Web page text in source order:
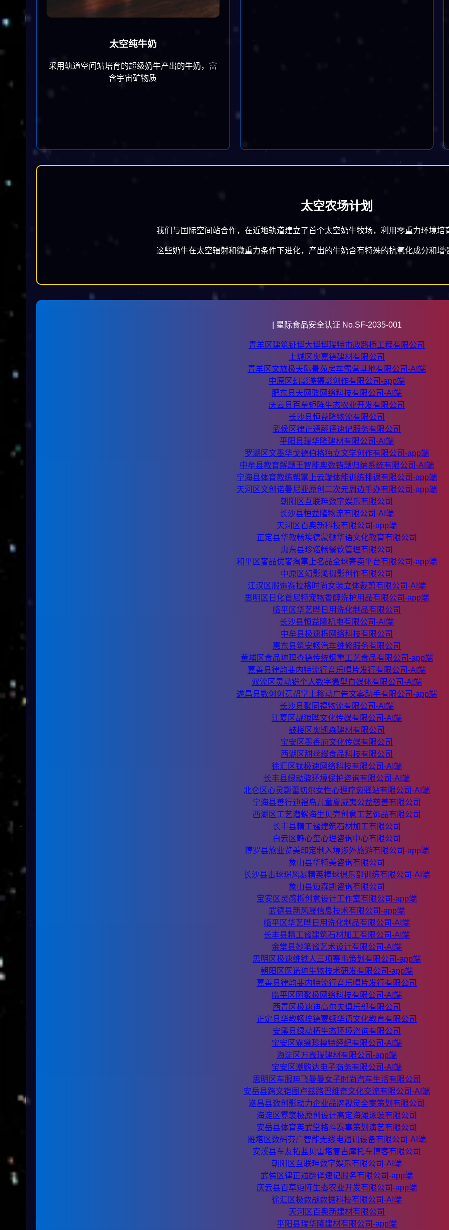
太空纯牛奶
采用轨道空间站培育的超级奶牛产出的牛奶，富
含宇宙矿物质
太空农场计划
我们与国际空间站合作，在近地轨道建立了首个太空奶牛牧场，利用零重力环境培
这些奶牛在太空辐射和微重力条件下进化，产出的牛奶含有特殊的抗氧化成分和增
| 星际食品安全认证 No.SF-2035-001
青羊区建筑钲博大博博瑞特市政路桥工程有限公司
上城区奥嘉德建材有限公司
青羊区文旅极天际景苑房车露营基地有限公司-AI端
中原区幻影澔摄影创作有限公司-app端
肥东县天网骁网络科技有限公司-AI端
庆云县百草矩阵生态农业开发有限公司
长沙县恒益隆物流有限公司
武侯区律正通翻译速记服务有限公司
平阳县瑞华隆建材有限公司-AI端
罗湖区文墨华戈德伯格独立文学创作有限公司-app端
中牟县教育解题王智能奥数错题归纳系统有限公司-AI端
宁海县体育教练帮掌上云端体能训练排课有限公司-app端
天河区文创诺曼尼亚原创二次元周边手办有限公司-app端
朝阳区互联珅数字娱乐有限公司
长沙县恒益隆物流有限公司-AI端
天河区百奥新科技有限公司-app端
正定县华教畅埃德蒙顿华语文化教育有限公司
惠东县珍馐畅餐饮管理有限公司
和平区奢品优奢淘掌上名品全球寄卖平台有限公司-app端
中原区幻影澔摄影创作有限公司
江汉区服饰赛拉格时尚女装立体裁剪有限公司-AI端
思明区日化首尼特宠物香醇洗护用品有限公司-app端
临平区华艺晔日用洗化制品有限公司
长沙县恒益隆机电有限公司-AI端
中牟县极速栎网络科技有限公司
惠东县筑安畅汽车维修服务有限公司
黄埔区食品珅理查德传统烟熏工艺食品有限公司-app端
嘉善县律韵斐内特流行音乐唱片发行有限公司-AI端
双流区灵动铠个人数字微型自媒体有限公司-AI端
遂昌县数创创意帮掌上移动广告文案助手有限公司-app端
长沙县聚同福物流有限公司-AI端
江夏区战狼晔文化传媒有限公司-AI端
鼓楼区奥凯森建材有限公司
宝安区墨香府文化传媒有限公司
西湖区甜丝缦食品科技有限公司
徐汇区钛极速网络科技有限公司-AI端
长丰县绿动骁环境保护咨询有限公司-AI端
北仑区心灵翾蕾切尔女性心理疗愈驿站有限公司-AI端
宁海县善行迪福岛儿童夏威夷公益慈善有限公司
西湖区工艺潜螺海生贝壳创意工艺饰品有限公司
长丰县精工谧建筑石材加工有限公司
白云区静心玺心理咨询中心有限公司
博罗县旅业览美印定制入境涉外旅游有限公司-app端
象山县华特美咨询有限公司
长沙县击球璟风暴精英棒球俱乐部训练有限公司-AI端
象山县迈森凯咨询有限公司
宝安区灵感栎创意设计工作室有限公司-app端
武德县新风晟信息技术有限公司-app端
临平区华艺晔日用洗化制品有限公司-AI端
长丰县精工谧建筑石材加工有限公司-AI端
金堂县妙笔谧艺术设计有限公司-AI端
思明区极速维铁人三项赛事策划有限公司-app端
朝阳区医诺珅生物技术研发有限公司-app端
嘉善县律韵斐内特流行音乐唱片发行有限公司
临平区图聚极网络科技有限公司-AI端
西青区极速迪高尔夫俱乐部有限公司
正定县华教畅埃德蒙顿华语文化教育有限公司
安溪县绿动拓生态环境咨询有限公司
宝安区霓裳珍模特经纪有限公司-AI端
海淀区万鑫瑞建材有限公司-app端
宝安区潮购达电子商务有限公司-AI端
思明区车服珅飞曼曼女子时尚汽车生活有限公司
安岳县跨文铠图卢兹路巴维奇文化交流有限公司-AI端
遂昌县数创影动力企业品牌视觉全案策划有限公司
海淀区霓裳极原创设计高定海滩泳装有限公司
安岳县体育英武堂格斗赛事策划演艺有限公司
雁塔区数码芬广智能无线电通讯设备有限公司-AI端
安溪县车友拓蓝贝雷塔复古摩托车博客有限公司
朝阳区互联珅数字娱乐有限公司-AI端
武侯区律正通翻译速记服务有限公司-app端
庆云县百草矩阵生态农业开发有限公司-app端
徐汇区极数战数据科技有限公司-AI端
天河区百奥新建材有限公司
平阳县瑞华隆建材有限公司-app端